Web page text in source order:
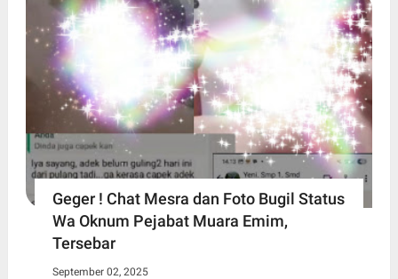
Geger ! Chat Mesra dan Foto Bugil Status
Wa Oknum Pejabat Muara Emim,
Tersebar
September 02, 2025